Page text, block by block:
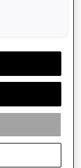
COAC